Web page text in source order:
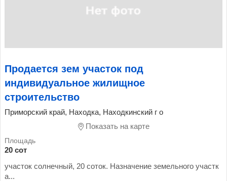
Продается зем участок под
индивидуальное жилищное
строительство
Приморский край, Находка, Находкинский г о
Показать на карте
20 сот
участок солнечный, 20 соток. Назначение земельного участк
а...